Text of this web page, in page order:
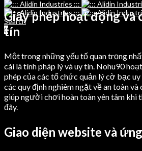
Search
0
Giấy phép hoạt động và
tín
Một trong những yếu tố quan trọng
cái là tính pháp lý và uy tín. Nohu90
phép của các tổ chức quản lý cờ bạc
các quy định nghiêm ngặt về an toàn
giúp người chơi hoàn toàn yên tâm khi
đây.
Giao diện website và